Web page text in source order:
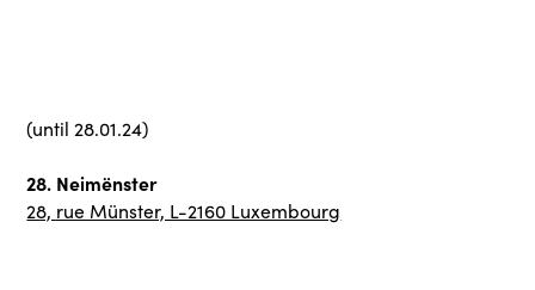
(until 28.01.24)
28. Neimënster
28, rue Münster, L-2160 Luxembourg